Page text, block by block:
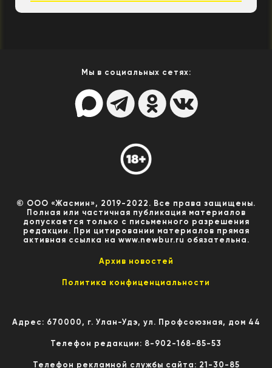
Мы в социальных сетях:
© ООО «Жасмин», 2019-2022. Все права защищены.
Полная или частичная публикация материалов
допускается только с письменного разрешения
редакции. При цитировании материалов прямая
активная ссылка на www.newbur.ru обязательна.
Архив новостей
Политика конфиценциальности
Адрес: 670000, г. Улан-Удэ, ул. Профсоюзная, дом 44
Телефон редакции: 8-902-168-85-53
Телефон рекламной службы сайта: 21-30-85